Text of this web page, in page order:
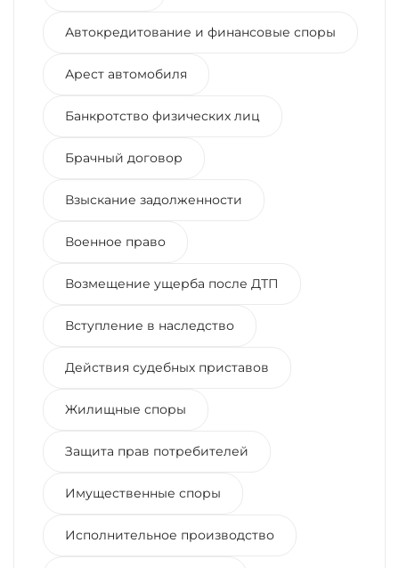
Автокредитование и финансовые споры
Арест автомобиля
Банкротство физических лиц
Брачный договор
Взыскание задолженности
Военное право
Возмещение ущерба после ДТП
Вступление в наследство
Действия судебных приставов
Жилищные споры
Защита прав потребителей
Имущественные споры
Исполнительное производство